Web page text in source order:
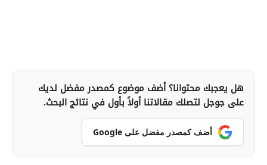
هل يعجبك محتوانا؟ أضف موضوع كمصدر مفضل لديك
على جوجل لتصلك مقالاتنا أولاً بأول في نتائج البحث.
أضف كمصدر مفضل على Google